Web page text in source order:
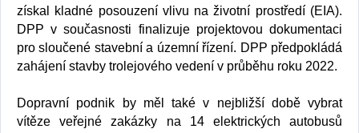
získal kladné posouzení vlivu na životní prostředí (EIA).
DPP v současnosti finalizuje projektovou dokumentaci
pro sloučené stavební a územní řízení. DPP předpokládá
zahájení stavby trolejového vedení v průběhu roku 2022.
Dopravní podnik by měl také v nejbližší době vybrat
vítěze veřejné zakázky na 14 elektrických autobusů